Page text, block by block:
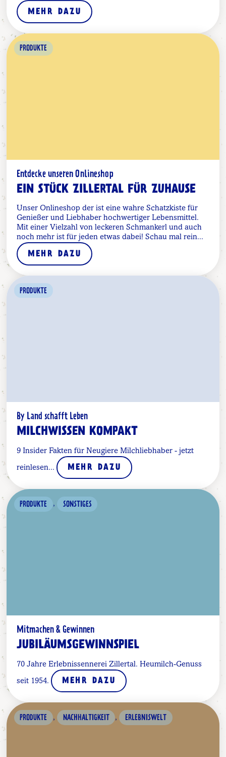
MEHR DAZU
PRODUKTE
Entdecke unseren Onlineshop
EIN STÜCK ZILLERTAL FÜR ZUHAUSE
Unser Onlineshop der ist eine wahre Schatzkiste für
Genießer und Liebhaber hochwertiger Lebensmittel.
Mit einer Vielzahl von leckeren Schmankerl und auch
noch mehr ist für jeden etwas dabei! Schau mal rein...
MEHR DAZU
PRODUKTE
By Land schafft Leben
MILCHWISSEN KOMPAKT
9 Insider Fakten für Neugiere Milchliebhaber - jetzt
reinlesen... MEHR DAZU
PRODUKTE , SONSTIGES
Mitmachen & Gewinnen
JUBILÄUMSGEWINNSPIEL
70 Jahre Erlebnissennerei Zillertal. Heumilch-Genuss
seit 1954. MEHR DAZU
PRODUKTE , NACHHALTIGKEIT , ERLEBNISWELT